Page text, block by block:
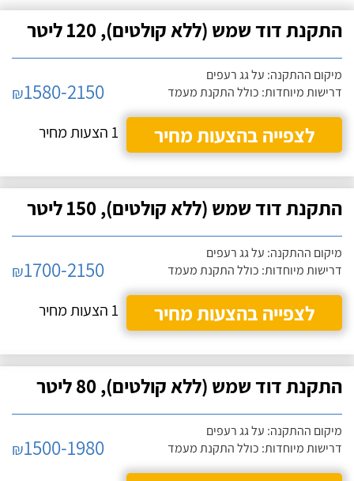
התקנת דוד שמש (ללא קולטים), 120 ליטר
מיקום ההתקנה: על גג רעפים
דרישות מיוחדות: כולל התקנת מעמד
₪1580-2150
לצפייה בהצעות מחיר
1 הצעות מחיר
התקנת דוד שמש (ללא קולטים), 150 ליטר
מיקום ההתקנה: על גג רעפים
דרישות מיוחדות: כולל התקנת מעמד
₪1700-2150
לצפייה בהצעות מחיר
1 הצעות מחיר
התקנת דוד שמש (ללא קולטים), 80 ליטר
מיקום ההתקנה: על גג רעפים
דרישות מיוחדות: כולל התקנת מעמד
₪1500-1980